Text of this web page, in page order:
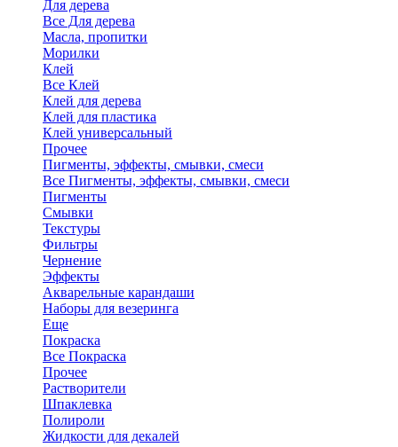
Для дерева
Все Для дерева
Масла, пропитки
Морилки
Клей
Все Клей
Клей для дерева
Клей для пластика
Клей универсальный
Прочее
Пигменты, эффекты, смывки, смеси
Все Пигменты, эффекты, смывки, смеси
Пигменты
Смывки
Текстуры
Фильтры
Чернение
Эффекты
Акварельные карандаши
Наборы для везеринга
Еще
Покраска
Все Покраска
Прочее
Растворители
Шпаклевка
Полироли
Жидкости для декалей